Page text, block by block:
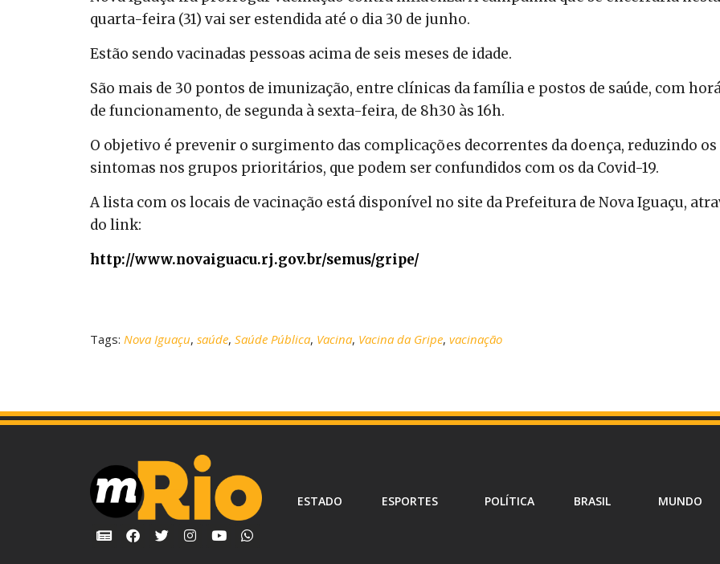
quarta-feira (31) vai ser estendida até o dia 30 de junho.
Estão sendo vacinadas pessoas acima de seis meses de idade.
São mais de 30 pontos de imunização, entre clínicas da família e postos de saúde, com
de funcionamento, de segunda à sexta-feira, de 8h30 às 16h.
O objetivo é prevenir o surgimento das complicações decorrentes da doença, reduzindo os
sintomas nos grupos prioritários, que podem ser confundidos com os da Covid-19.
A lista com os locais de vacinação está disponível no site da Prefeitura de Nova Iguaçu,
do link:
http://www.novaiguacu.rj.gov.br/semus/gripe/
Tags: Nova Iguaçu, saúde, Saúde Pública, Vacina, Vacina da Gripe, vacinação
ESTADO ESPORTES POLÍTICA BRASIL MUNDO